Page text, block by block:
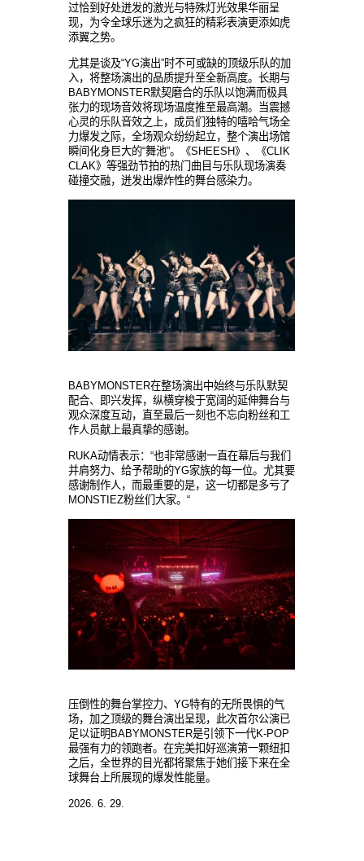
过恰到好处迸发的激光与特殊灯光效果华丽呈
现， 为令全球乐迷为之疯狂的精彩表演更添如虎
添翼之势。
尤其是谈及“YG演出”时不可或缺的顶级乐队 的加
入， 将整场演出的品质提升至全新高度。 长期与
BABYMONSTER默契磨合的乐队 以饱满而极具
张力的现场音效将现场温度推至最高潮。 当震撼
心灵的乐队音效之上，成员们独特的嘻哈气场全
力爆发之 际，全场观众纷纷起立，整个演出场馆
瞬间化身巨大的“舞池”。《SHEESH》、《CLIK
CLAK》等强劲节拍的热门曲目与乐队现场演奏
碰撞交融，迸发出爆炸性的舞台感染力。
BABYMONSTER在整场演出中始终与乐队默契
配合、即兴发挥， 纵横穿梭于宽阔的延伸舞台与
观众深度互动，直至最后一刻也不忘向粉丝和工
作人 员献 上最真挚的感谢。
RUKA动情表示： “也非常感谢一直在幕后与我们
并肩努力、 给予帮助的YG家族的每一位。尤其要
感谢制作人，而最重要的是， 这一切都是多亏了
MONSTIEZ粉丝们大家。 “
压倒性的舞台掌控力、 YG特有的无所畏惧的气
场，加之 顶级的舞台演出呈现， 此次首尔公演已
足以证明 BABYMONSTER是引 领 下一代K-POP
最强有力的领跑者。在完美扣好巡演第一颗纽扣
之后，全世界的目光都将聚焦于她们 接下来在全
球舞台上所展现的爆发性能量。
2026. 6. 29.